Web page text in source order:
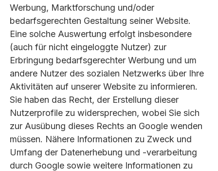
Werbung, Marktforschung und/oder
bedarfsgerechten Gestaltung seiner Website.
Eine solche Auswertung erfolgt insbesondere
(auch für nicht eingeloggte Nutzer) zur
Erbringung bedarfsgerechter Werbung und um
andere Nutzer des sozialen Netzwerks über Ihre
Aktivitäten auf unserer Website zu informieren.
Sie haben das Recht, der Erstellung dieser
Nutzerprofile zu widersprechen, wobei Sie sich
zur Ausübung dieses Rechts an Google wenden
müssen. Nähere Informationen zu Zweck und
Umfang der Datenerhebung und -verarbeitung
durch Google sowie weitere Informationen zu